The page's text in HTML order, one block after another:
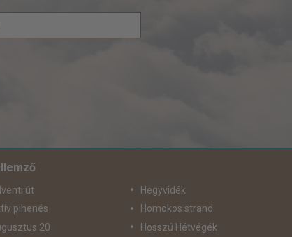
út
pihenés
20
Hegyvidék
Homokos strand
Hosszú Hétvégék